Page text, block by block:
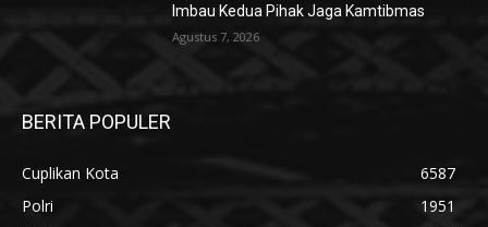
Imbau Kedua Pihak Jaga Kamtibmas
Agustus 7, 2026
BERITA POPULER
Cuplikan Kota
6587
Polri
1951